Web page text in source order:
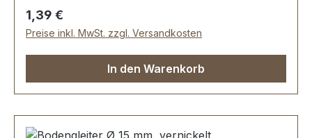
Regulärer Preis:
1,39 €
Preise inkl. MwSt. zzgl. Versandkosten
In den Warenkorb